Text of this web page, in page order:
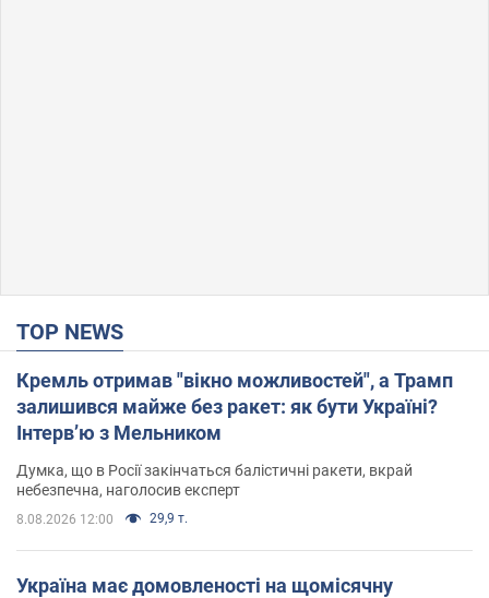
TOP NEWS
Кремль отримав "вікно можливостей", а Трамп
залишився майже без ракет: як бути Україні?
Інтерв’ю з Мельником
Думка, що в Росії закінчаться балістичні ракети, вкрай
небезпечна, наголосив експерт
8.08.2026 12:00 29,9 т.
Україна має домовленості на щомісячну